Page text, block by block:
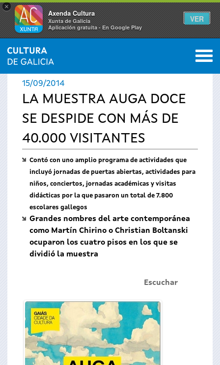
×
Axenda Cultura
Xunta de Galicia
Aplicación gratuíta - En Google Play
VER
Se
encuentra
usted
aquí
INICIO › ACTUALIDAD 0
15/09/2014
LA MUESTRA AUGA DOCE
SE DESPIDE CON MÁS DE
40.000 VISITANTES
Contó con uno amplio programa de actividades que
incluyó jornadas de puertas abiertas, actividades para
niños, conciertos, jornadas académicas y visitas
didácticas por la que pasaron un total de 7.800
escolares gallegos
Grandes nombres del arte contemporánea
como Martín Chirino o Christian Boltanski
ocuparon los cuatro pisos en los que se
dividió la muestra
Escuchar